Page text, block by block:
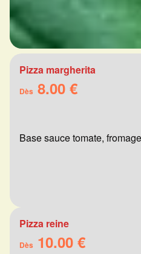
Pizza margherita
Dès 8.00 €
Base sauce tomate,
Pizza reine
Dès 10.00 €